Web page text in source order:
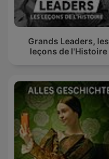
Grands Leaders, les
leçons de l'Histoire